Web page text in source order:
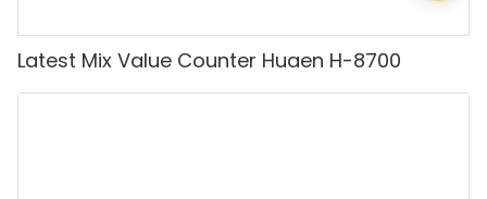
Latest Mix Value Counter Huaen H-8700